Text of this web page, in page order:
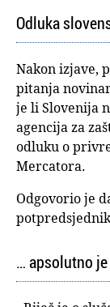
Odluka
Nakon izjave,
pitanja
je li Slovenija
agencija za
odluku o
Mercatora.
Odgovorio je
… apsolutno